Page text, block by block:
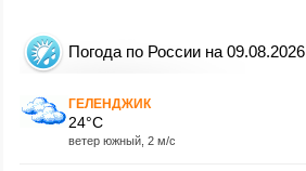
Погода по России на 09.08.2026
ГЕЛЕНДЖИК
24°C
ветер южный, 2 м/с